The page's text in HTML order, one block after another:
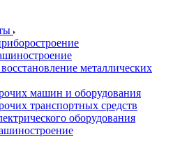
металлических
машин и оборудования
транспортных средств
оборудования